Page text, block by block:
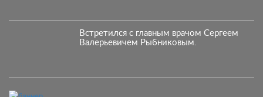
Встретился с главным врачом Сергеем
Валерьевичем Рыбниковым.